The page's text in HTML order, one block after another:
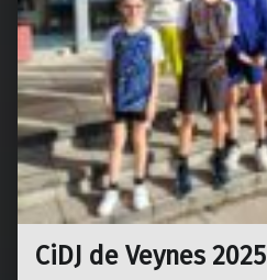
CiDJ de Veynes 2025